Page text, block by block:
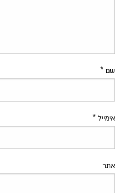
שם *
אימייל *
אתר